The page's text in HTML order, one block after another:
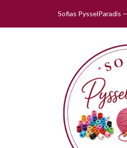
Sofias PysselParadis